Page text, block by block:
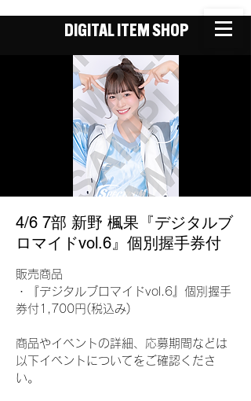
DIGITAL ITEM SHOP
4/6 7部 新野 楓果『デジタルブ
ロマイドvol.6』個別握手券付
販売商品
・『デジタルブロマイドvol.6』個別握手
券付1,700円(税込み)
商品やイベントの詳細、応募期間などは
以下イベントについてをご確認くださ
い。